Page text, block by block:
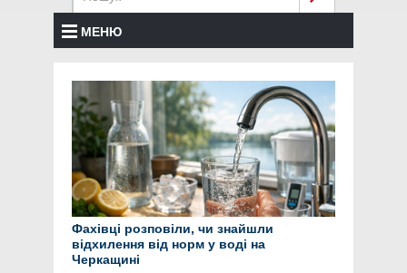
МЕНЮ
Фахівці розповіли, чи знайшли
відхилення від норм у воді на
Черкащині